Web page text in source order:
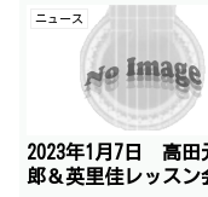
ニュース
2023年1月7日 高田
郎＆英里佳レッスン